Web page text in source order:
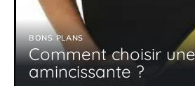
BONS PLANS
Comment choisir
amincissante ?